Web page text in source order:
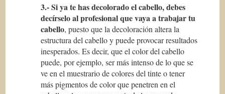
3.- Si ya te has decolorado el cabello, debes
decírselo al profesional que vaya a trabajar tu
cabello, puesto que la decoloración altera la
estructura del cabello y puede provocar resultados
inesperados. Es decir, que el color del cabello
puede, por ejemplo, ser más intenso de lo que se
ve en el muestrario de colores del tinte o tener
más pigmentos de color que penetren en el